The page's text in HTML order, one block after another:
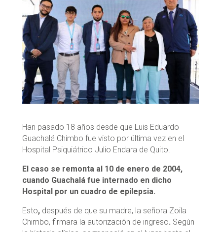
Han pasado 18 años desde que Luis Eduardo
Guachalá Chimbo fue visto por última vez en el
Hospital Psiquiátrico Julio Endara de Quito.
El caso se remonta al 10 de enero de 2004,
cuando Guachalá fue internado en dicho
Hospital por un cuadro de epilepsia.
Esto,después de que su madre, la señora Zoila
Chimbo, firmara la autorización de ingreso. Según